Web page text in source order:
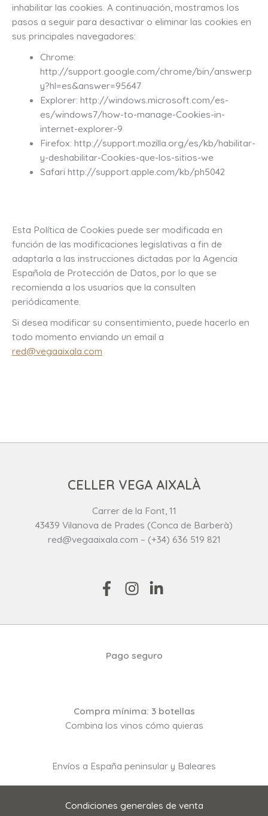
inhabilitar las cookies. A continuación, mostramos los
pasos a seguir para desactivar o eliminar las cookies en
sus principales navegadores:
Chrome:
http://support.google.com/chrome/bin/answer.p
y?hl=es&answer=95647
Explorer: http://windows.microsoft.com/es-
es/windows7/how-to-manage-Cookies-in-
internet-explorer-9
Firefox: http://support.mozilla.org/es/kb/habilitar-
y-deshabilitar-Cookies-que-los-sitios-we
Safari http://support.apple.com/kb/ph5042
Esta Política de Cookies puede ser modificada en
función de las modificaciones legislativas a fin de
adaptarla a las instrucciones dictadas por la Agencia
Española de Protección de Datos, por lo que se
recomienda a los usuarios que la consulten
periódicamente.
Si desea modificar su consentimiento, puede hacerlo en
todo momento enviando un email a
red@vegaaixala.com
CELLER VEGA AIXALÀ
Carrer de la Font, 11
43439 Vilanova de Prades (Conca de Barberà)
red@vegaaixala.com – (+34) 636 519 821
Pago seguro
Compra mínima: 3 botellas
Combina los vinos cómo quieras
Envíos a España peninsular y Baleares
Condiciones generales de venta